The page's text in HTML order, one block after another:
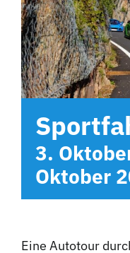
Kontakt
3.
Oktober
Eine Autotour